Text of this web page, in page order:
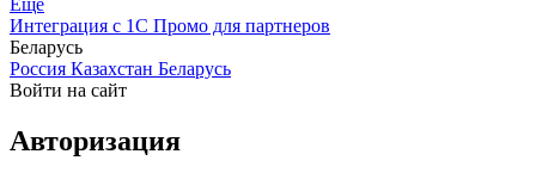
Ещё
Интеграция с 1С Промо для партнеров
Беларусь
Россия Казахстан Беларусь
Войти на сайт
Авторизация